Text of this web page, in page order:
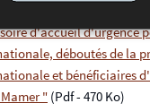
les 4 plans
d'accueil d'urgence
déboutés de la
et bénéficiaires
" (Pdf - 470 Ko)